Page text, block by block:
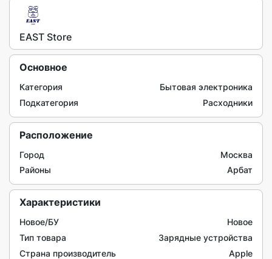
EAST Store
Основное
Категория
Бытовая электроника
Подкатегория
Расходники
Расположение
Город
Москва
Районы
Арбат
Характеристики
Новое/БУ
Новое
Тип товара
Зарядные устройства
Страна производитель
Apple